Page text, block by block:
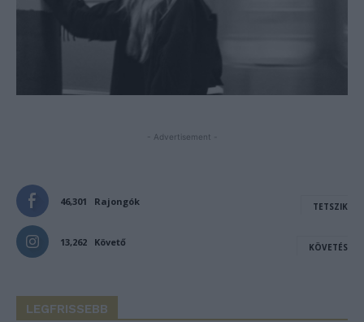
- Advertisement -
46,301 Rajongók TETSZIK
13,262 Követő KÖVETÉS
LEGFRISSEBB